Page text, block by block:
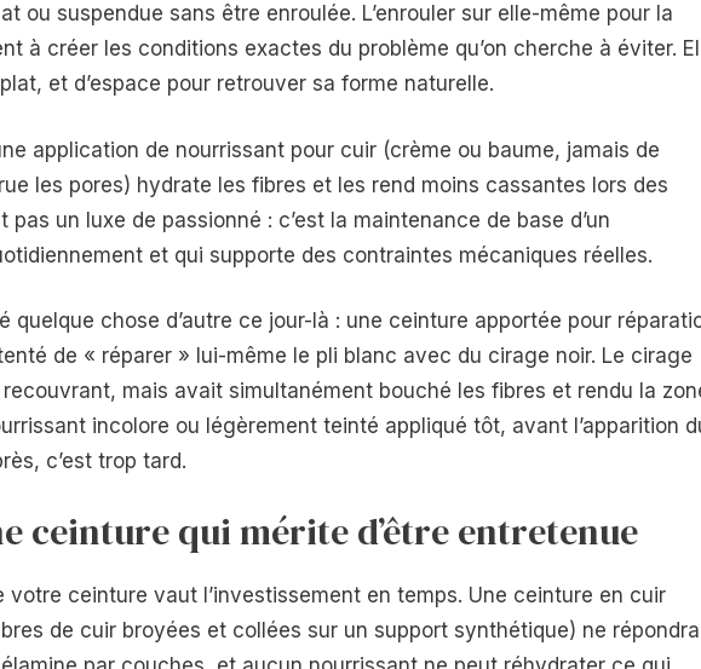
ou suspendue sans être enroulée. L’enrouler sur elle-même pour la
à créer les conditions exactes du problème qu’on cherche à éviter.
et d’espace pour retrouver sa forme naturelle.
application de nourrissant pour cuir (crème ou baume, jamais de
les pores) hydrate les fibres et les rend moins cassantes lors des
pas un luxe de passionné : c’est la maintenance de base d’un
et qui supporte des contraintes mécaniques réelles.
quelque chose d’autre ce jour-là : une ceinture apportée pour
de « réparer » lui-même le pli blanc avec du cirage noir. Le cirage
mais avait simultanément bouché les fibres et rendu la
incolore ou légèrement teinté appliqué tôt, avant l’apparition
c’est trop tard.
ceinture qui mérite d’être entretenue
votre ceinture vaut l’investissement en temps. Une ceinture en cuir
de cuir broyées et collées sur un support synthétique) ne répondra